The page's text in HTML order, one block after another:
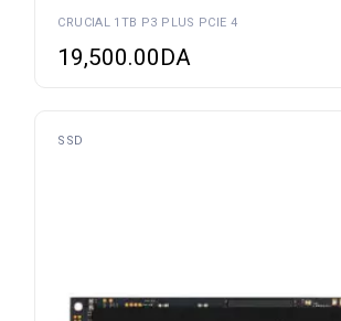
CRUCIAL 1TB P3 PLUS PCIE 4
19,500.00DA
SSD